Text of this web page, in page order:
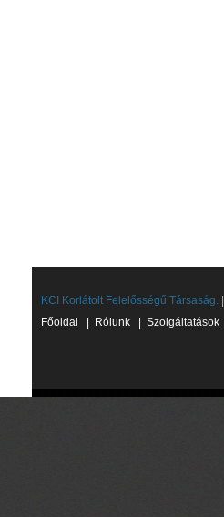
KCI Korlátolt Felelősségű Társaság.
Főoldal
Rólunk Szolgáltatások